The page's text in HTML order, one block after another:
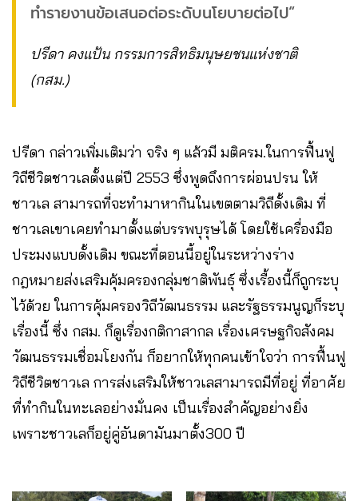
ทำรายงานข้อเสนอต่อระดับนโยบายต่อไป“
ปรีดา คงแป้น กรรมการสิทธิมนุษยชนแห่งชาติ
(กสม.)
ปรีดา กล่าวเพิ่มเติมว่า จริง ๆ แล้วมี มติครม.ในการฟื้นฟู
วิถีชีวิตชาวเลตั้งแต่ปี 2553 ซึ่งพูดถึงการผ่อนปรน ให้
ชาวเล สามารถที่จะทำมาหากินในเขตตามวิถีดั้งเดิม ที่
ชาวเลเขาเคยทำมาตั้งแต่บรรพบุรุษได้ โดยใช้เครื่องมือ
ประมงแบบดั้งเดิม ขณะที่ตอนนี้อยู่ในระหว่างร่าง
กฎหมายส่งเสริมคุ้มครองกลุ่มชาติพันธุ์ ซึ่งเรื้องนี้ก็ถูกระบุ
ไว้ด้วย ในการคุ้มครองวิถีวัฒนธรรม และรัฐธรรมนูญก็ระบุ
เรื่องนี้ ซึ่ง กสม. ก็ดูเรื่องกติกาสากล เรื่องเศรษฐกิจสังคม
วัฒนธรรมเชื่อมโยงกัน ก็อยากให้ทุกคนเข้าใจว่า การฟื้นฟู
วิถีชีวิตชาวเล การส่งเสริมให้ชาวเลสามารถมีที่อยู่ ที่อาศัย
ที่ทำกินในทะเลอย่างมั่นคง เป็นเรื่องสำคัญอย่างยิ่ง
เพราะชาวเลก็อยู่คู่อันดามันมาตั้ง300 ปี